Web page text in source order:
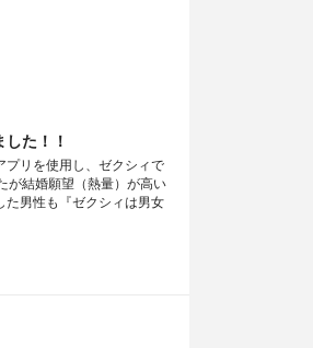
た！！
プリを使用し、ゼクシィで
が結婚願望（熱量）が高い
た男性も『ゼクシィは男女